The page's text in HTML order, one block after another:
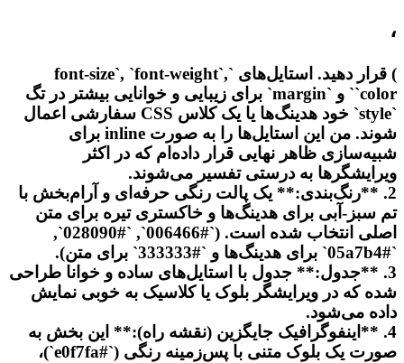
،
) قرار دهید. استایل‌های `font-size`, `font-weight`,
`color` و `margin` برای زیبایی و خوانایی بیشتر در تگ
`style` خود هدینگ‌ها یا یک کلاس CSS سفارشی اعمال
شوند. من این استایل‌ها را به صورت inline برای
شبیه‌سازی ظاهر نهایی قرار داده‌ام که در اکثر
ویرایشگرها به درستی تفسیر می‌شوند.
2. **رنگ‌بندی:** یک پالت رنگی حرفه‌ای و آرام‌بخش با
تم سبز-آبی برای هدینگ‌ها و خاکستری تیره برای متن
اصلی انتخاب شده است. (`#006466`, `#028090`,
`#05a7b4` برای هدینگ‌ها و `#333333` برای متن).
3. **جدول:** جدول با استایل‌های ساده و خوانا طراحی
شده که در ویرایشگر بلوک یا کلاسیک به خوبی نمایش
داده می‌شود.
4. **اینفوگرافیک جایگزین (نقشه راه):** این بخش به
صورت یک بلوک متنی با پس‌زمینه رنگی (`#e0f7fa`)،